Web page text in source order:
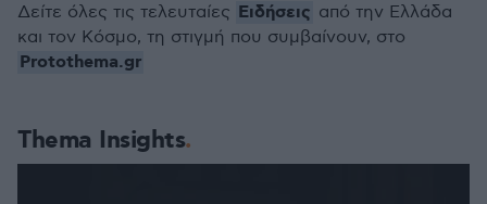
Thema Insights
Δείτε όλες τις τελευταίες Ειδήσεις από την Ελλάδα
και τον Κόσμο, τη στιγμή που συμβαίνουν, στο
Protothema.gr